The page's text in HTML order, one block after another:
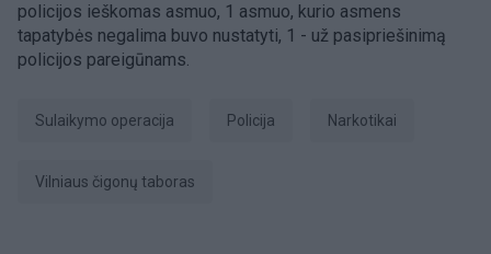
policijos ieškomas asmuo, 1 asmuo, kurio asmens
tapatybės negalima buvo nustatyti, 1 - už pasipriešinimą
policijos pareigūnams.
sulaikymo operacija Policija Narkotikai
Vilniaus čigonų taboras